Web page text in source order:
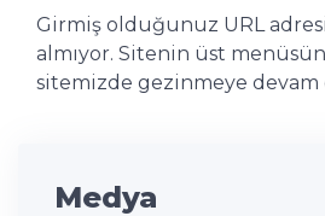
Girmiş olduğunuz URL
almıyor. Sitenin üst
sitemizde gezinmeye
Medya